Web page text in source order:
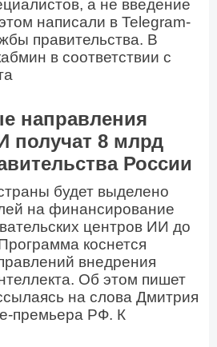
а не введение
написали в Telegram-
правительства. В
в соответствии с
направления
получат 8 млрд
России
будет выделено
на финансирование
центров ИИ до
коснется
внедрения
Об этом пишет
на слова Дмитрия
премьера РФ. К